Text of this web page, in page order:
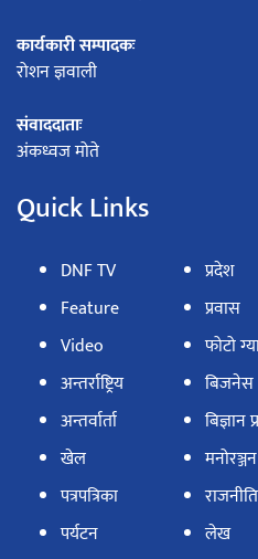
कार्यकारी सम्पादकः
रोशन ज्ञवाली
संवाददाताः
अंकध्वज मोते
Quick Links
DNF TV
Feature
Video
अन्तर्राष्ट्रिय
अन्तर्वार्ता
खेल
पत्रपत्रिका
पर्यटन
प्रदेश
प्रवास
फोटो
बिजनेस
बिज्ञान
मनोरञ्जन
राजनीति
लेख